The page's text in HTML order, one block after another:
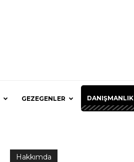
GEZEGENLER DANIŞMANLIK
Hakkımda